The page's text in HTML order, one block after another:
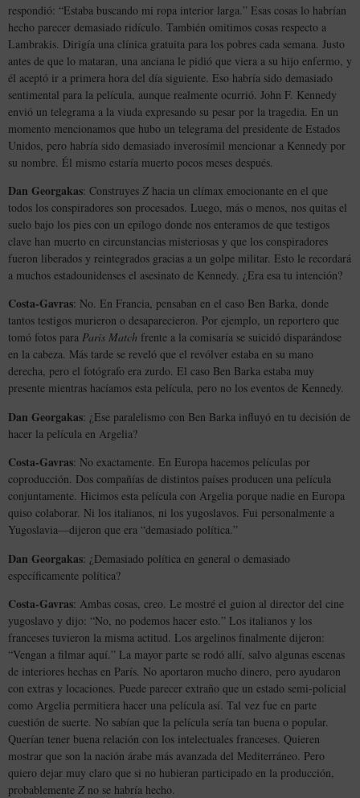
respondió: “Estaba buscando mi ropa interior larga.” Esas cosas lo habrían
hecho parecer demasiado ridículo. También omitimos cosas respecto a
Lambrakis. Dirigía una clínica gratuita para los pobres cada semana. Justo
antes de que lo mataran, una anciana le pidió que viera a su hijo enfermo, y
él aceptó ir a primera hora del día siguiente. Eso habría sido demasiado
sentimental para la película, aunque realmente ocurrió. John F. Kennedy
envió un telegrama a la viuda expresando su pesar por la tragedia. En un
momento mencionamos que hubo un telegrama del presidente de Estados
Unidos, pero habría sido demasiado inverosímil mencionar a Kennedy por
su nombre. Él mismo estaría muerto pocos meses después.
Dan Georgakas: Construyes Z hacia un clímax emocionante en el que
todos los conspiradores son procesados. Luego, más o menos, nos quitas el
suelo bajo los pies con un epílogo donde nos enteramos de que testigos
clave han muerto en circunstancias misteriosas y que los conspiradores
fueron liberados y reintegrados gracias a un golpe militar. Esto le recordará
a muchos estadounidenses el asesinato de Kennedy. ¿Era esa tu intención?
Costa-Gavras: No. En Francia, pensaban en el caso Ben Barka, donde
tantos testigos murieron o desaparecieron. Por ejemplo, un reportero que
tomó fotos para Paris Match frente a la comisaría se suicidó disparándose
en la cabeza. Más tarde se reveló que el revólver estaba en su mano
derecha, pero el fotógrafo era zurdo. El caso Ben Barka estaba muy
presente mientras hacíamos esta película, pero no los eventos de Kennedy.
Dan Georgakas: ¿Ese paralelismo con Ben Barka influyó en tu decisión de
hacer la película en Argelia?
Costa-Gavras: No exactamente. En Europa hacemos películas por
coproducción. Dos compañías de distintos países producen una película
conjuntamente. Hicimos esta película con Argelia porque nadie en Europa
quiso colaborar. Ni los italianos, ni los yugoslavos. Fui personalmente a
Yugoslavia—dijeron que era “demasiado política.”
Dan Georgakas: ¿Demasiado política en general o demasiado
específicamente política?
Costa-Gavras: Ambas cosas, creo. Le mostré el guion al director del cine
yugoslavo y dijo: “No, no podemos hacer esto.” Los italianos y los
franceses tuvieron la misma actitud. Los argelinos finalmente dijeron:
“Vengan a filmar aquí.” La mayor parte se rodó allí, salvo algunas escenas
de interiores hechas en París. No aportaron mucho dinero, pero ayudaron
con extras y locaciones. Puede parecer extraño que un estado semi-policial
como Argelia permitiera hacer una película así. Tal vez fue en parte
cuestión de suerte. No sabían que la película sería tan buena o popular.
Querían tener buena relación con los intelectuales franceses. Quieren
mostrar que son la nación árabe más avanzada del Mediterráneo. Pero
quiero dejar muy claro que si no hubieran participado en la producción,
probablemente Z no se habría hecho.